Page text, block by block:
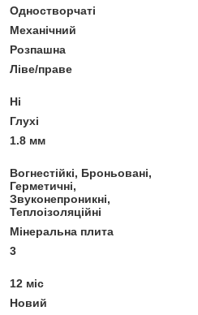
Одностворчаті
Механічний
Розпашна
Ліве/праве
Ні
Глухі
1.8 мм
Вогнестійкі, Броньовані,
Герметичні,
Звуконепроникні,
Теплоізоляційні
Мінеральна плита
3
12 міс
Новий